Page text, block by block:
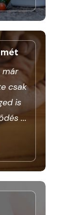
már
csak
is
...